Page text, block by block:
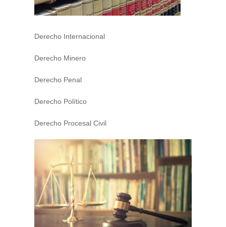
Derecho Internacional
Derecho Minero
Derecho Penal
Derecho Político
Derecho Procesal Civil